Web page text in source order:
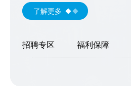
了解更多
招聘专区 福利保障